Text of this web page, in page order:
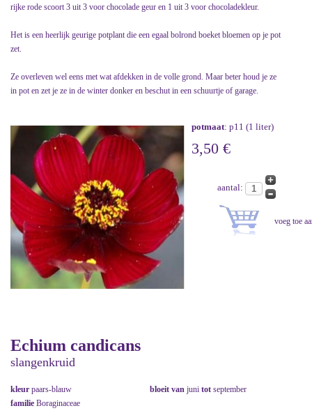
rijke rode scoort 3 uit 3 voor chocolade geur en 1 uit 3 voor chocoladekleur.
Het is een heerlijk geurige potplant die een egaal bolrond boeket bloemen op je pot
zet.
Ze overleven wel eens met wat afdekken in de volle grond. Maar beter houd je ze
in pot en zet je ze in de winter donker en beschut in een schuurtje of garage.
potmaat: p11 (1 liter)
3,50 €
aantal:
Echium candicans
slangenkruid
kleur paars-blauw bloeit van juni tot september
familie Boraginaceae